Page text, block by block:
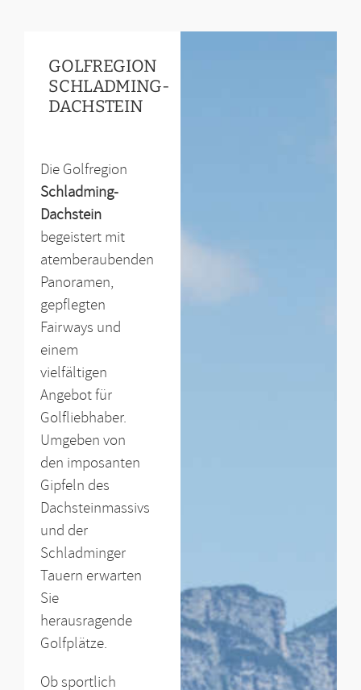
GOLFREGION
SCHLADMING-
DACHSTEIN
Die Golfregion
Schladming-
Dachstein
begeistert mit
atemberaubenden
Panoramen,
gepflegten
Fairways und
einem
vielfältigen
Angebot für
Golfliebhaber.
Umgeben von
den imposanten
Gipfeln des
Dachsteinmassivs
und der
Schladminger
Tauern erwarten
Sie
herausragende
Golfplätze.
Ob sportlich